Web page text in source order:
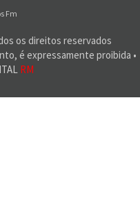
os direitos reservados
é expressamente proibida •
RM